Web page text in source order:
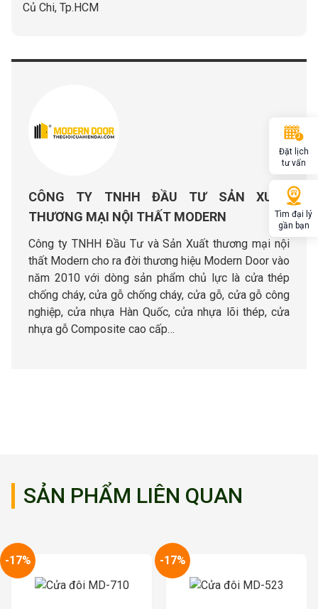
Củ Chi, Tp.HCM
CÔNG TY TNHH ĐẦU TƯ SẢN XUẤT
THƯƠNG MẠI NỘI THẤT MODERN
Công ty TNHH Đầu Tư và Sản Xuất thương mại nội
thất Modern cho ra đời thương hiệu Modern Door vào
năm 2010 với dòng sản phẩm chủ lực là cửa thép
chống cháy, cửa gỗ chống cháy, cửa gỗ, cửa gỗ công
nghiệp, cửa nhựa Hàn Quốc, cửa nhựa lõi thép, cửa
nhựa gỗ Composite cao cấp…
SẢN PHẨM LIÊN QUAN
-17% -17%
Đặt lịch
tư vấn
Tìm đại lý
gần bạn